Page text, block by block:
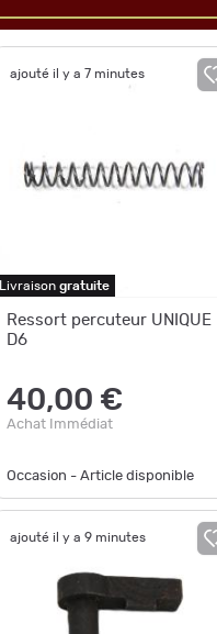
ajouté il y a 7 minutes
Livraison gratuite
Ressort percuteur UNIQUE
D6
40,00 €
Achat Immédiat
Occasion - Article disponible
ajouté il y a 9 minutes